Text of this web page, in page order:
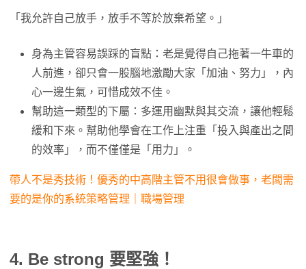
「我允許自己放手，放手不等於放棄希望。」
身為主管容易誤踩的盲點：老是覺得自己拖著一牛車的
人前進，卻只會一股腦地激勵大家「加油、努力」，內
心一邊生氣，可惜成效不佳。
幫助這一類型的下屬：多運用幽默與其交流，讓他輕鬆
緩和下來。幫助他學會在工作上注重「投入與產出之間
的效率」，而不僅僅是「用力」。
帶人不是秀技術！優秀的中高階主管不用很會做事，老闆需
要的是你的系統策略管理｜職場管理
4. Be strong 要堅強！